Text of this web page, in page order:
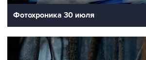
Фотохроника 30 июля